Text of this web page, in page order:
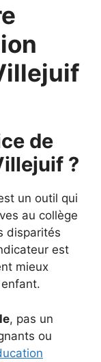
de
?
un outil qui
au collège
disparités
est
mieux
, pas un
ou